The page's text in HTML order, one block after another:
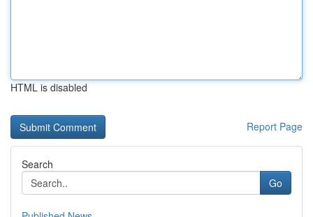
HTML is disabled
Report Page
Search
Go